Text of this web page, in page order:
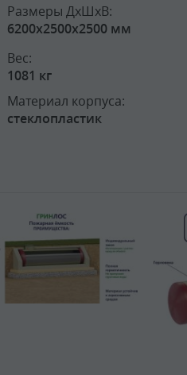
Размеры ДхШхВ:
6200x2500x2500 мм
Вес:
1081 кг
Материал корпуса:
стеклопластик